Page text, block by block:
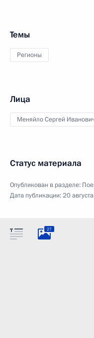
Темы
Регионы
Лица
Меняйло Сергей
Статус материала
Опубликован в разделе:
Дата публикации:20
27